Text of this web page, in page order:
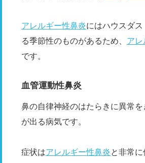
アレルギー性鼻炎にはハウスダ
る季節性のものがあるため、 アレ
です。
血管運動性鼻炎
鼻の自律神経のはたらきに異常
が出る病気です。
症状はアレルギー性鼻炎と非常